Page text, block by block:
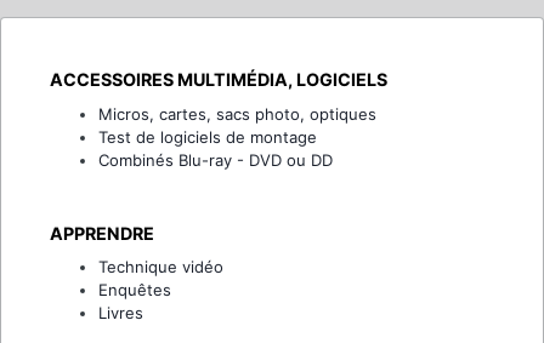
ACCESSOIRES MULTIMÉDIA, LOGICIELS
Micros, cartes, sacs photo, optiques
Test de logiciels de montage
Combinés Blu-ray - DVD ou DD
APPRENDRE
Technique vidéo
Enquêtes
Livres